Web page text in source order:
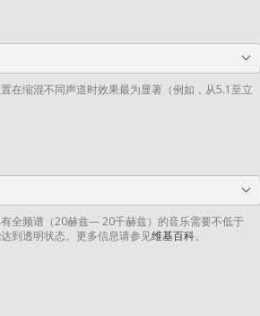
在缩混不同声道时效果最为显著（例如，从5.1至立
全频谱（20赫兹— 20千赫兹）的音乐需要不低于
到透明状态。更多信息请参见维基百科。